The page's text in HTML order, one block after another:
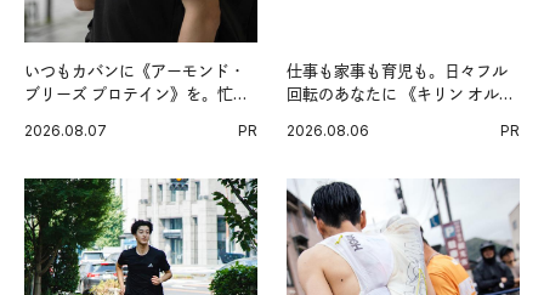
いつもカバンに《アーモンド・
ブリーズ プロテイン》を。忙し
グ習慣。
2026.08.07 PR
仕事も家事も育児も。日々フル
回転のあなたに 《キリン オルニ
2026.08.06 PR